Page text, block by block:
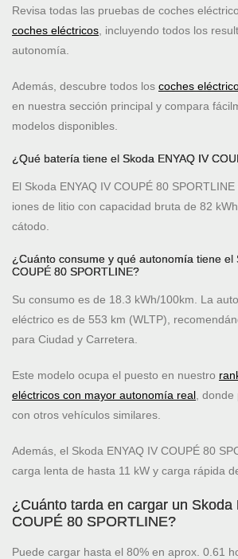
Revisa todas las pruebas de coches
coches eléctricos , incluyendo todos los
autonomía.
Además, descubre todos los coches
en nuestra sección principal y compara
modelos disponibles.
¿Qué batería tiene el Skoda ENYAQ IV
El Skoda ENYAQ IV COUPÉ 80
iones de litio con capacidad bruta de 82
cátodo.
¿Cuánto consume y qué autonomía tiene el
COUPÉ 80 SPORTLINE?
Su consumo es de 18.3 kWh/100km. La
eléctrico es de 553 km (WLTP),
para Ciudad y Carretera.
Este modelo ocupa el puesto en nuestro
eléctricos con mayor autonomía real ,
con otros vehículos similares.
Además, el Skoda ENYAQ IV COUPÉ 80
carga lenta de hasta 11 kW y carga rápida
¿Cuánto tarda en cargar un Skoda
COUPÉ 80 SPORTLINE?
Puede cargar hasta el 80% en aprox. 0.61